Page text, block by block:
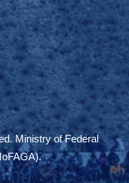
Ministry of Federal